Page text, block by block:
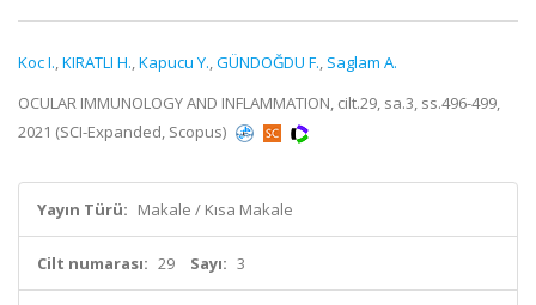
Koc I.,KIRATLI H.,Kapucu Y.,GÜNDOĞDU F., Saglam A.
OCULAR IMMUNOLOGY AND INFLAMMATION, cilt.29, sa.3, ss.496-499,
2021 (SCI-Expanded, Scopus)
Yayın Türü: Makale / Kısa Makale
Cilt numarası: 29 Sayı: 3